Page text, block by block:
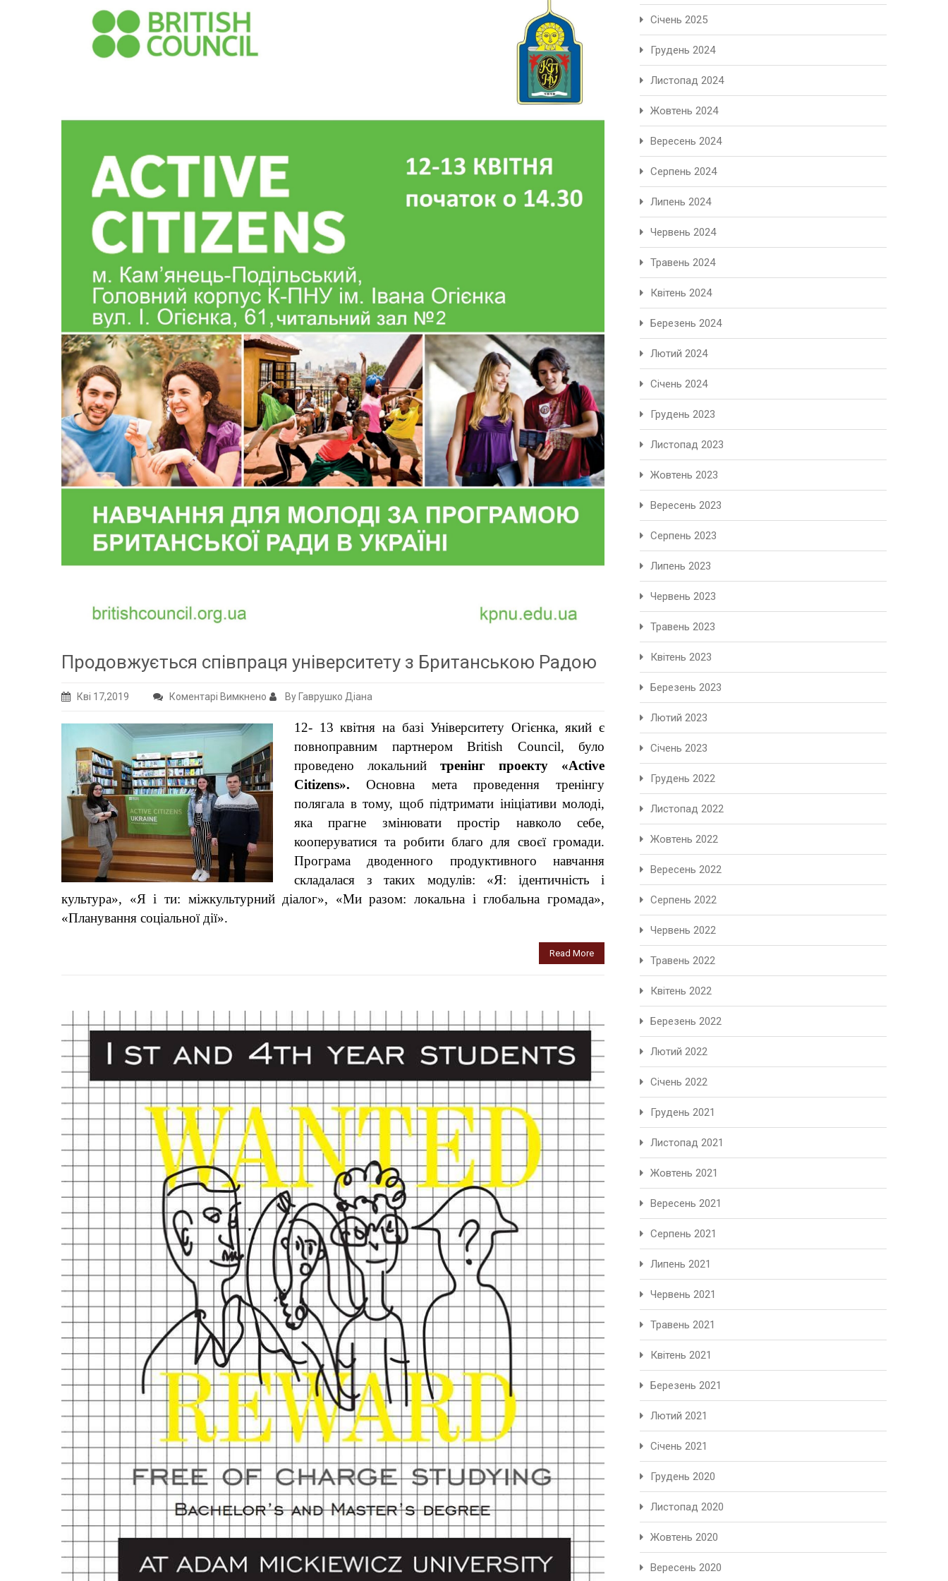
Продовжується співпраця університету з Британською Радою
Кві 17,2019 Коментарі Вимкнено до
співпраця
університету
з
Британською
Радою
By Гаврушко Діана
12- 13 квітня на базі Університету Огієнка, який є
повноправним партнером British Council, було
проведено локальний тренінг проекту «Active
Citizens».
Основна мета проведення тренінгу
полягала в тому, щоб підтримати ініціативи молоді,
яка прагне змінювати простір навколо себе,
кооперуватися та робити благо для своєї громади.
Програма дводенного продуктивного навчання
складалася з таких модулів: «Я: ідентичність і
культура», «Я і ти: міжкультурний діалог», «Ми разом: локальна і глобальна громада»,
«Планування соціальної дії».
Read More
Січень 2025
Грудень 2024
Листопад 2024
Жовтень 2024
Вересень 2024
Серпень 2024
Липень 2024
Червень 2024
Травень 2024
Квітень 2024
Березень 2024
Лютий 2024
Січень 2024
Грудень 2023
Листопад 2023
Жовтень 2023
Вересень 2023
Серпень 2023
Липень 2023
Червень 2023
Травень 2023
Квітень 2023
Березень 2023
Лютий 2023
Січень 2023
Грудень 2022
Листопад 2022
Жовтень 2022
Вересень 2022
Серпень 2022
Червень 2022
Травень 2022
Квітень 2022
Березень 2022
Лютий 2022
Січень 2022
Грудень 2021
Листопад 2021
Жовтень 2021
Вересень 2021
Серпень 2021
Липень 2021
Червень 2021
Травень 2021
Квітень 2021
Березень 2021
Лютий 2021
Січень 2021
Грудень 2020
Листопад 2020
Жовтень 2020
Вересень 2020